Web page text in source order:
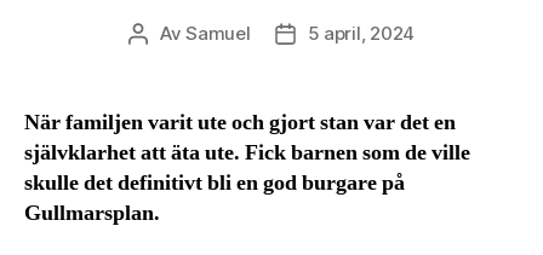
Inläggsförfattare
AvSamuel Inläggsdatum
5 april, 2024
När familjen varit ute och gjort stan var det en
självklarhet att äta ute. Fick barnen som de ville
skulle det definitivt bli en god burgare på
Gullmarsplan.